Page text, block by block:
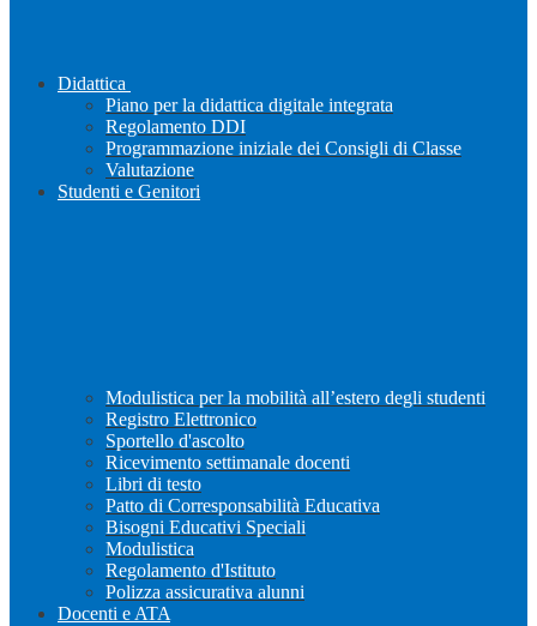
Didattica
Piano per la didattica digitale integrata
Regolamento DDI
Programmazione iniziale dei Consigli di Classe
Valutazione
Studenti e Genitori
Modulistica per la mobilità all’estero degli studenti
Registro Elettronico
Sportello d'ascolto
Ricevimento settimanale docenti
Libri di testo
Patto di Corresponsabilità Educativa
Bisogni Educativi Speciali
Modulistica
Regolamento d'Istituto
Polizza assicurativa alunni
Docenti e ATA